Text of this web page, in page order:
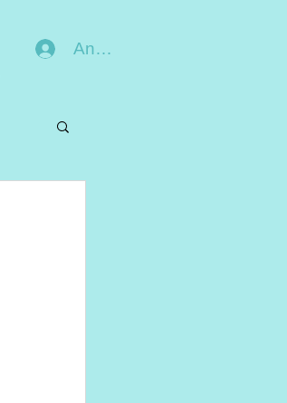
Anmelden